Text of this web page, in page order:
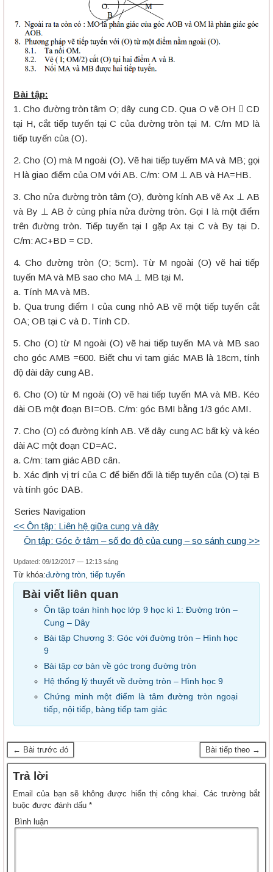
Bài tập:
1. Cho đường tròn tâm O; dây cung CD. Qua O vẽ OH  CD
tại H, cắt tiếp tuyến tại C của đường tròn tại M. C/m MD là
tiếp tuyến của (O).
2. Cho (O) mà M ngoài (O). Vẽ hai tiếp tuyếm MA và MB; gọi
H là giao điểm của OM với AB. C/m: OM ⊥ AB và HA=HB.
3. Cho nửa đường tròn tâm (O), đường kính AB vẽ Ax ⊥ AB
và By ⊥ AB ở cùng phía nửa đường tròn. Gọi I là một điểm
trên đường tròn. Tiếp tuyến tại I gặp Ax tại C và By tại D.
C/m: AC+BD = CD.
4. Cho đường tròn (O; 5cm). Từ M ngoài (O) vẽ hai tiếp
tuyến MA và MB sao cho MA ⊥ MB tại M.
a. Tính MA và MB.
b. Qua trung điểm I của cung nhỏ AB vẽ một tiếp tuyến cắt
OA; OB tại C và D. Tính CD.
5. Cho (O) từ M ngoài (O) vẽ hai tiếp tuyến MA và MB sao
cho góc AMB =600. Biết chu vi tam giác MAB là 18cm, tính
độ dài dây cung AB.
6. Cho (O) từ M ngoài (O) vẽ hai tiếp tuyến MA và MB. Kéo
dài OB một đoạn BI=OB. C/m: góc BMI bằng 1/3 góc AMI.
7. Cho (O) có đường kính AB. Vẽ dây cung AC bất kỳ và kéo
dài AC một đoạn CD=AC.
a. C/m: tam giác ABD cân.
b. Xác định vị trí của C để biến đổi là tiếp tuyến của (O) tại B
và tính góc DAB.
Series Navigation
<< Ôn tập: Liên hệ giữa cung và dây
Ôn tập: Góc ở tâm – số đo độ của cung – so sánh cung >>
Updated: 09/12/2017 — 12:13 sáng
Từ khóa:đường tròn tiếp tuyến
Bài viết liên quan
Ôn tập toán hình học lớp 9 học kì 1: Đường tròn –
Cung – Dây
Bài tập Chương 3: Góc với đường tròn – Hình học
9
Bài tập cơ bản về góc trong đường tròn
Hệ thống lý thuyết về đường tròn – Hình học 9
Chứng minh một điểm là tâm đường tròn ngoại
tiếp, nội tiếp, bàng tiếp tam giác
← Bài trước đó Bài tiếp theo →
Trả lời
Email của bạn sẽ không được hiển thị công khai.
Các trường bắt
buộc được đánh dấu *
Bình luận